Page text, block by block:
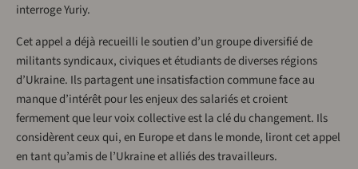
interroge Yuriy.
Cet appel a déjà recueilli le soutien d’un groupe diversifié de
militants syndicaux, civiques et étudiants de diverses régions
d’Ukraine. Ils partagent une insatisfaction commune face au
manque d’intérêt pour les enjeux des salariés et croient
fermement que leur voix collective est la clé du changement. Ils
considèrent ceux qui, en Europe et dans le monde, liront cet appel
en tant qu’amis de l’Ukraine et alliés des travailleurs.